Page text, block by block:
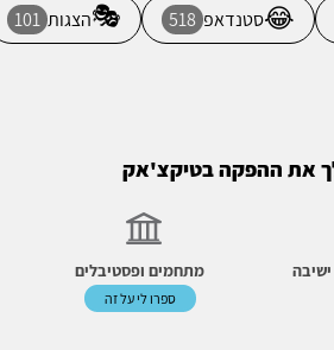
😂סטנדאפ 518
🎭הצגות 101
את ההפקה בטיקצ'אק
מתחמים ופסטיבלים
ספרו לי על זה